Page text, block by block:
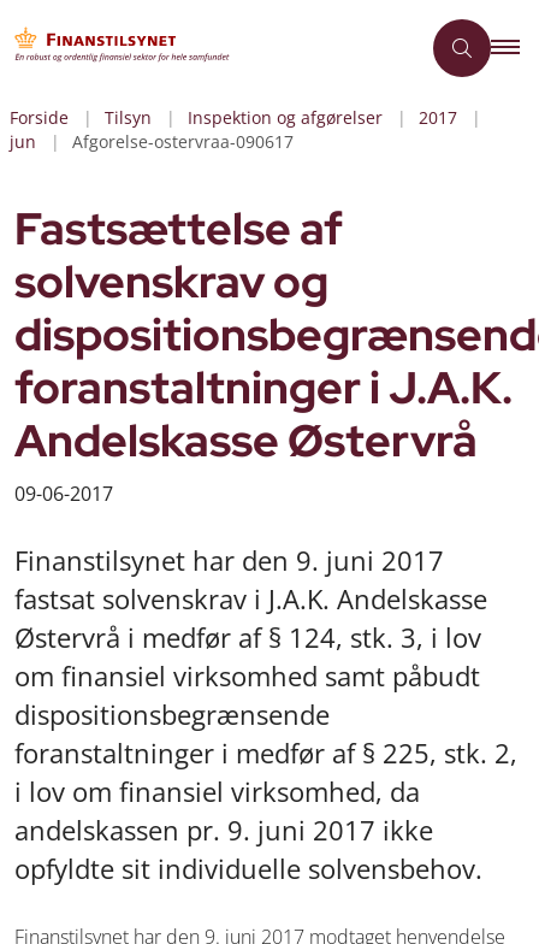
Forside Tilsyn Inspektion og afgørelser
2017
jun
Afgorelse-ostervraa-090617
Fastsættelse af
solvenskrav og
foranstaltninger i J.A.K.
Andelskasse Østervrå
09-06-2017
Finanstilsynet har den 9. juni 2017
fastsat solvenskrav i J.A.K. Andelskasse
Østervrå i medfør af § 124, stk. 3, i lov
om finansiel virksomhed samt påbudt
dispositionsbegrænsende
foranstaltninger i medfør af § 225, stk. 2,
i lov om finansiel virksomhed, da
andelskassen pr. 9. juni 2017 ikke
opfyldte sit individuelle solvensbehov.
Finanstilsynet har den 9. juni 2017 modtaget henvendelse